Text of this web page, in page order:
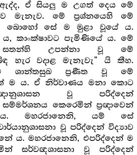
ඒ සියලු ම උගත් දෙය මේ
මැනැව. මේ ප්‍ර‍ශ්නයෙහි මේ
බොහෝ සේ ම මුළා වූයේ ය.
කාංක්ෂාවට පැමිණියේ ය. මේ
උපන්නා වූ මේ
හැර වදාළ මැනැවැ” යි කීහ.
ශාන්තසුඛ ප්‍ර‍ණීත වූ මේ
ම ය. ඒ නිර්වාණය මනා කොට
වූ පරිද්දෙන්
සම්මර්ශනය කෙරෙමින් ප්‍ර‍ඥාවෙන්
මහරජානෙනි, යම් සේ
වූ පරිද්දෙන් විද්‍යාව
ය. මහරජානෙනි, එපරිද්දෙන් ම
සර්වඥශාසනා වූ පරිද්දෙන්